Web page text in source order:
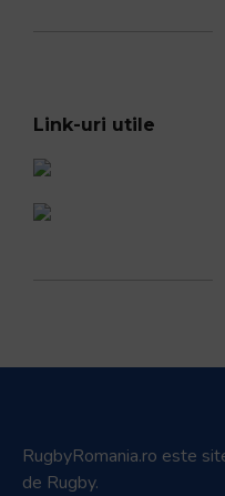
Link-uri utile
RugbyRomania.ro este
de Rugby.